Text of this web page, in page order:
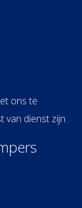
ons te
van dienst zijn.